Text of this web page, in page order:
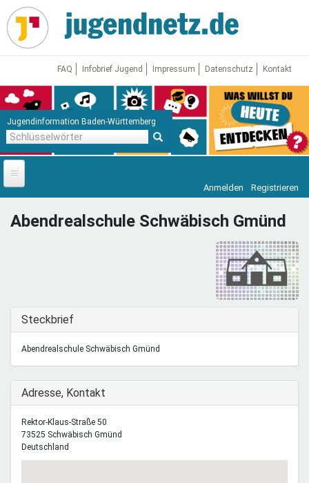
Direkt
zum
Inhalt
FAQ Infobrief Jugend Impressum Datenschutz Kontakt
Jugendinformation Baden-Württemberg
Startseite
News
Mentoren & Projekte
Schule & Beruf
Anmelden Registrieren
Abendrealschule Schwäbisch Gmünd
Ausblenden
Steckbrief
Abendrealschule Schwäbisch Gmünd
Ausblenden
Adresse, Kontakt
Rektor-Klaus-Straße 50
73525 Schwäbisch Gmünd
Deutschland